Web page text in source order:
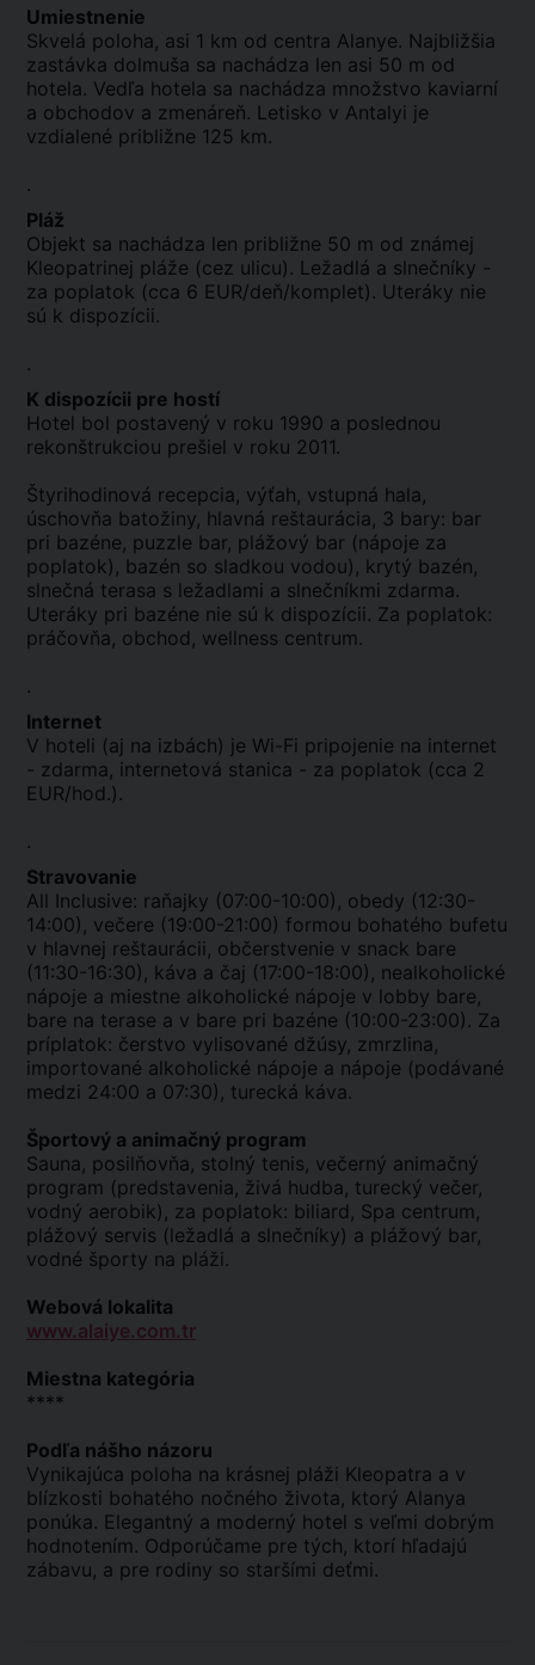
Umiestnenie
Skvelá poloha, asi 1 km od centra Alanye. Najbližšia
zastávka dolmuša sa nachádza len asi 50 m od
hotela. Vedľa hotela sa nachádza množstvo kaviarní
a obchodov a zmenáreň. Letisko v Antalyi je
vzdialené približne 125 km.
.
Pláž
Objekt sa nachádza len približne 50 m od známej
Kleopatrinej pláže (cez ulicu). Ležadlá a slnečníky -
za poplatok (cca 6 EUR/deň/komplet). Uteráky nie
sú k dispozícii.
.
K dispozícii pre hostí
Hotel bol postavený v roku 1990 a poslednou
rekonštrukciou prešiel v roku 2011.
Štyrihodinová recepcia, výťah, vstupná hala,
úschovňa batožiny, hlavná reštaurácia, 3 bary: bar
pri bazéne, puzzle bar, plážový bar (nápoje za
poplatok), bazén so sladkou vodou), krytý bazén,
slnečná terasa s ležadlami a slnečníkmi zdarma.
Uteráky pri bazéne nie sú k dispozícii. Za poplatok:
práčovňa, obchod, wellness centrum.
.
Internet
V hoteli (aj na izbách) je Wi-Fi pripojenie na internet
- zdarma, internetová stanica - za poplatok (cca 2
EUR/hod.).
.
Stravovanie
All Inclusive: raňajky (07:00-10:00), obedy (12:30-
14:00), večere (19:00-21:00) formou bohatého bufetu
v hlavnej reštaurácii, občerstvenie v snack bare
(11:30-16:30), káva a čaj (17:00-18:00), nealkoholické
nápoje a miestne alkoholické nápoje v lobby bare,
bare na terase a v bare pri bazéne (10:00-23:00). Za
príplatok: čerstvo vylisované džúsy, zmrzlina,
importované alkoholické nápoje a nápoje (podávané
medzi 24:00 a 07:30), turecká káva.
Športový a animačný program
Sauna, posilňovňa, stolný tenis, večerný animačný
program (predstavenia, živá hudba, turecký večer,
vodný aerobik), za poplatok: biliard, Spa centrum,
plážový servis (ležadlá a slnečníky) a plážový bar,
vodné športy na pláži.
Webová lokalita
www.alaiye.com.tr
Miestna kategória
****
Podľa nášho názoru
Vynikajúca poloha na krásnej pláži Kleopatra a v
blízkosti bohatého nočného života, ktorý Alanya
ponúka. Elegantný a moderný hotel s veľmi dobrým
hodnotením. Odporúčame pre tých, ktorí hľadajú
zábavu, a pre rodiny so staršími deťmi.